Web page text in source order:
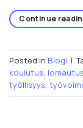
Continue
Posted in Blogi |
koulutus, lomautus
työllisyys,